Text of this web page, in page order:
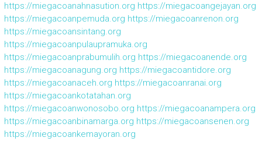
https://miegacoanahnasution.org https://miegacoangejayan.org
https://miegacoanpemuda.org https://miegacoanrenon.org
https://miegacoansintang.org
https://miegacoanpulaupramuka.org
https://miegacoanprabumulih.org https://miegacoanende.org
https://miegacoanagung.org https://miegacoantidore.org
https://miegacoanaceh.org https://miegacoanranai.org
https://miegacoankotatahan.org
https://miegacoanwonosobo.org https://miegacoanampera.org
https://miegacoanbinamarga.org https://miegacoansenen.org
https://miegacoankemayoran.org